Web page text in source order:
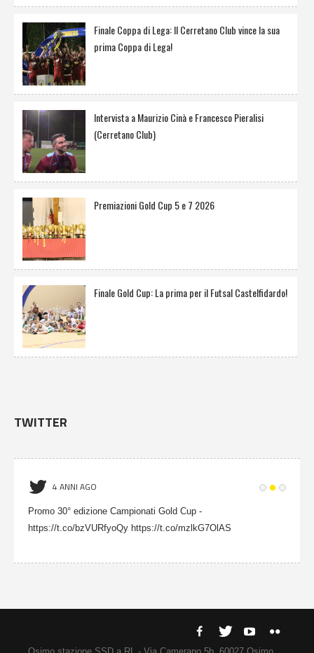
Finale Coppa di Lega: Il Cerretano Club vince la sua
prima Coppa di Lega!
Intervista a Maurizio Cinà e Francesco Pieralisi
(Cerretano Club)
Premiazioni Gold Cup 5 e 7 2026
Finale Gold Cup: La prima per il Futsal Castelfidardo!
TWITTER
4 ANNI AGO
Promo 30° edizione Campionati Gold Cup -
https://t.co/bzVURfyoQy https://t.co/mzlkG7OlAS